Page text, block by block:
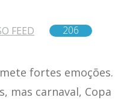
FEED 206
fortes emoções.
mas carnaval, Copa